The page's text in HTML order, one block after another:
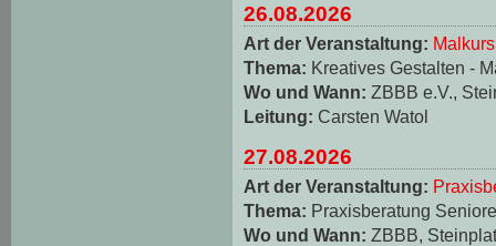
26.08.2026
Art der Veranstaltung: Malkurs
Thema: Kreatives Gestalten -
Wo und Wann: ZBBB e.V.,
Leitung: Carsten Watol
27.08.2026
Art der Veranstaltung:
Thema: Praxisberatung
Wo und Wann: ZBBB,